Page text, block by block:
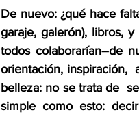
De nuevo: ¿qué hace
garaje, galerón), libros,
todos colaborarían–de
orientación, inspiración,
belleza: no se trata de
simple como esto: